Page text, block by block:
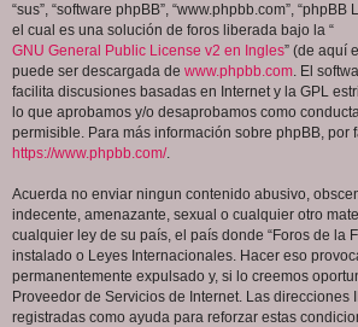
“sus”, “software phpBB”, “www.phpbb.com”, “phpBB
el cual es una solución de foros liberada bajo la “
GNU General Public License v2 en Ingles” (de aquí
puede ser descargada de www.phpbb.com. El
facilita discusiones basadas en Internet y la GPL
lo que aprobamos y/o desaprobamos como
permisible. Para más información sobre phpBB, por
https://www.phpbb.com/.
Acuerda no enviar ningun contenido abusivo,
indecente, amenazante, sexual o cualquier otro
cualquier ley de su país, el país donde “Foros de la
instalado o Leyes Internacionales. Hacer eso
permanentemente expulsado y, si lo creemos
Proveedor de Servicios de Internet. Las direcciones
registradas como ayuda para reforzar estas